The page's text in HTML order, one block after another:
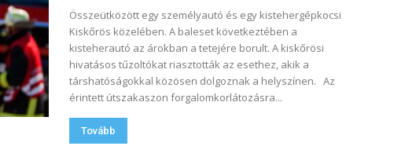
Összeütközött egy személyautó és egy kistehergépkocsi
Kiskőrös közelében. A baleset következtében a
kisteherautó az árokban a tetejére borult. A kiskőrösi
hivatásos tűzoltókat riasztották az esethez, akik a
társhatóságokkal közösen dolgoznak a helyszínen. Az
érintett útszakaszon forgalomkorlátozásra...
Tovább